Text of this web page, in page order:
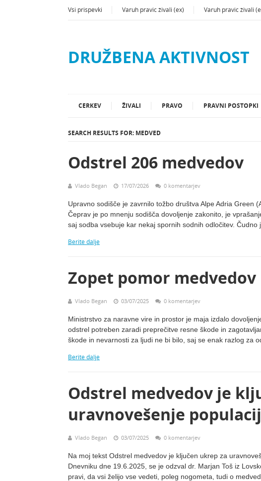
Vsi prispevki Varuh pravic živali (ex) Varuh pravic živali
DRUŽBENA AKTIVNOST
CERKEV ŽIVALI PRAVO PRAVNI POSTOPKI
SEARCH RESULTS FOR: MEDVED
Odstrel 206 medvedov
Vlado Began 17/07/2026 0 komentarjev
Upravno sodišče je zavrnilo tožbo društva Alpe Adria Green
Čeprav je po mnenju sodišča dovoljenje zakonito, je
saj sodba vsebuje kar nekaj spornih sodnih odločitev.
Berite dalje
Zopet pomor medvedov
Vlado Began 03/07/2025 0 komentarjev
Ministrstvo za naravne vire in prostor je maja izdalo
odstrel potreben zaradi preprečitve resne škode in
škode in nevarnosti za ljudi ne bi bilo, saj se enak razlog za
Berite dalje
Odstrel medvedov je
uravnovešenje
Vlado Began 03/07/2025 0 komentarjev
Na moj tekst Odstrel medvedov je ključen ukrep za
Dnevniku dne 19.6.2025, se je odzval dr. Marjan Toš iz
pravi, da vsi želijo vse vedeti, poleg nogometa, tudi o